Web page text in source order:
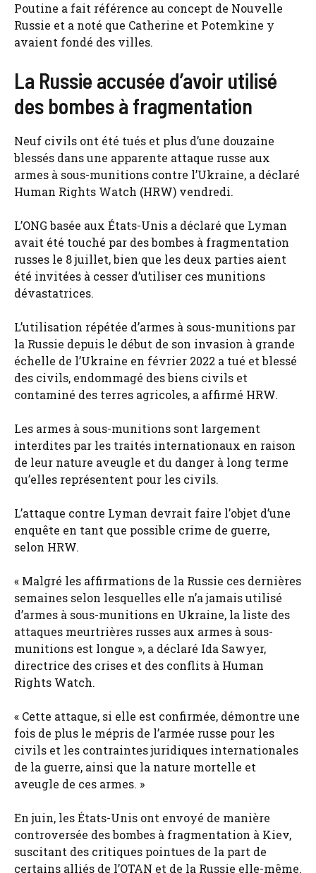
Poutine a fait référence au concept de Nouvelle
Russie et a noté que Catherine et Potemkine y
avaient fondé des villes.
La Russie accusée d’avoir utilisé
des bombes à fragmentation
Neuf civils ont été tués et plus d’une douzaine
blessés dans une apparente attaque russe aux
armes à sous-munitions contre l’Ukraine, a déclaré
Human Rights Watch (HRW) vendredi.
L’ONG basée aux États-Unis a déclaré que Lyman
avait été touché par des bombes à fragmentation
russes le 8 juillet, bien que les deux parties aient
été invitées à cesser d’utiliser ces munitions
dévastatrices.
L’utilisation répétée d’armes à sous-munitions par
la Russie depuis le début de son invasion à grande
échelle de l’Ukraine en février 2022 a tué et blessé
des civils, endommagé des biens civils et
contaminé des terres agricoles, a affirmé HRW.
Les armes à sous-munitions sont largement
interdites par les traités internationaux en raison
de leur nature aveugle et du danger à long terme
qu’elles représentent pour les civils.
L’attaque contre Lyman devrait faire l’objet d’une
enquête en tant que possible crime de guerre,
selon HRW.
« Malgré les affirmations de la Russie ces dernières
semaines selon lesquelles elle n’a jamais utilisé
d’armes à sous-munitions en Ukraine, la liste des
attaques meurtrières russes aux armes à sous-
munitions est longue », a déclaré Ida Sawyer,
directrice des crises et des conflits à Human
Rights Watch.
« Cette attaque, si elle est confirmée, démontre une
fois de plus le mépris de l’armée russe pour les
civils et les contraintes juridiques internationales
de la guerre, ainsi que la nature mortelle et
aveugle de ces armes. »
En juin, les États-Unis ont envoyé de manière
controversée des bombes à fragmentation à Kiev,
suscitant des critiques pointues de la part de
certains alliés de l’OTAN et de la Russie elle-même.